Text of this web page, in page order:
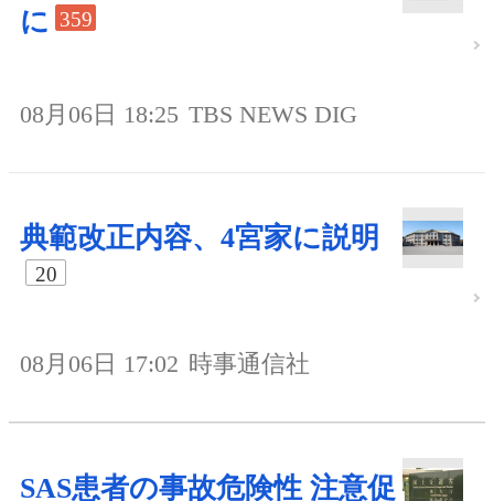
に 359
08月06日 18:25 TBS NEWS DIG
典範改正内容、4宮家に説明
20
08月06日 17:02 時事通信社
SAS患者の事故危険性 注意促